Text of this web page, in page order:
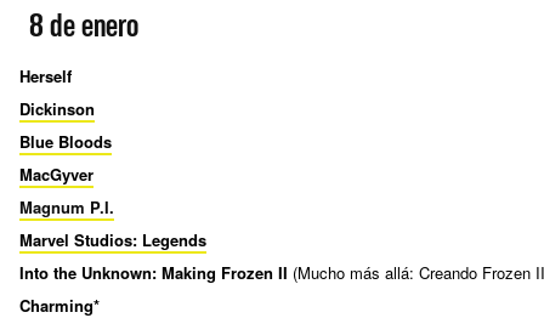
8 de enero
Herself
Dickinson
Blue Bloods
MacGyver
Magnum P.I.
Marvel Studios: Legends
Into the Unknown: Making Frozen II (Mucho más allá: Creando Frozen
Charming*